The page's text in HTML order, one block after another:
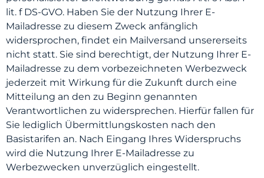
lit. f DS-GVO. Haben Sie der Nutzung Ihrer E-
Mailadresse zu diesem Zweck anfänglich
widersprochen, findet ein Mailversand unsererseits
nicht statt. Sie sind berechtigt, der Nutzung Ihrer E-
Mailadresse zu dem vorbezeichneten Werbezweck
jederzeit mit Wirkung für die Zukunft durch eine
Mitteilung an den zu Beginn genannten
Verantwortlichen zu widersprechen. Hierfür fallen für
Sie lediglich Übermittlungskosten nach den
Basistarifen an. Nach Eingang Ihres Widerspruchs
wird die Nutzung Ihrer E-Mailadresse zu
Werbezwecken unverzüglich eingestellt.